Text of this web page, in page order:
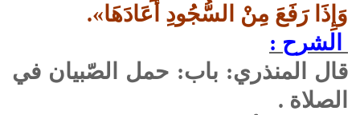
وَإِذَا رَفَعَ مِنْ السُّجُودِ أَعَادَهَا».
الشرح :
قال المنذري: باب: حمل الصّبيان في
الصلاة .